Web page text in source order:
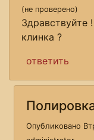
(не проверено)
Здравствуйте
клинка ?
ответить
Опубликовано